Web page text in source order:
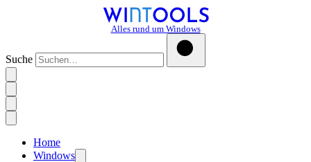
Alles rund um Windows
Suche
Home
Windows